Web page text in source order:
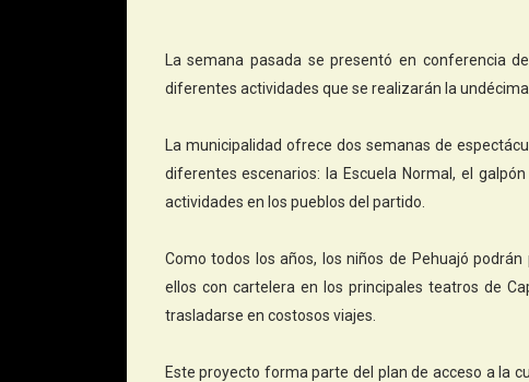
La semana pasada se presentó en conferencia
diferentes actividades que se realizarán la
La municipalidad ofrece dos semanas de
diferentes escenarios: la Escuela Normal, el
actividades en los pueblos del partido.
Como todos los años, los niños de Pehuajó
ellos con cartelera en los principales teatros de
trasladarse en costosos viajes.
Este proyecto forma parte del plan de acceso a la